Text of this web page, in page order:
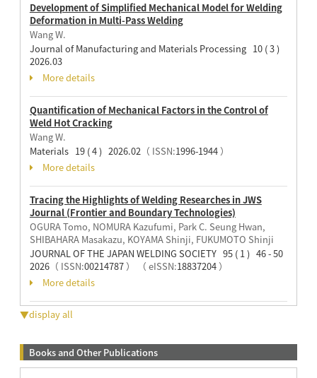
Development of Simplified Mechanical Model for Welding
Deformation in Multi-Pass Welding
Wang W.
Journal of Manufacturing and Materials Processing 10 ( 3 )
2026.03
More details
Quantification of Mechanical Factors in the Control of
Weld Hot Cracking
Wang W.
Materials 19 ( 4 ) 2026.02（ ISSN:1996-1944）
More details
Tracing the Highlights of Welding Researches in JWS
Journal (Frontier and Boundary Technologies)
OGURA Tomo, NOMURA Kazufumi, Park C. Seung Hwan,
SHIBAHARA Masakazu, KOYAMA Shinji, FUKUMOTO Shinji
JOURNAL OF THE JAPAN WELDING SOCIETY 95 ( 1 ) 46 - 50
2026（ ISSN:00214787） （ eISSN:18837204）
More details
▼display all
Books and Other Publications